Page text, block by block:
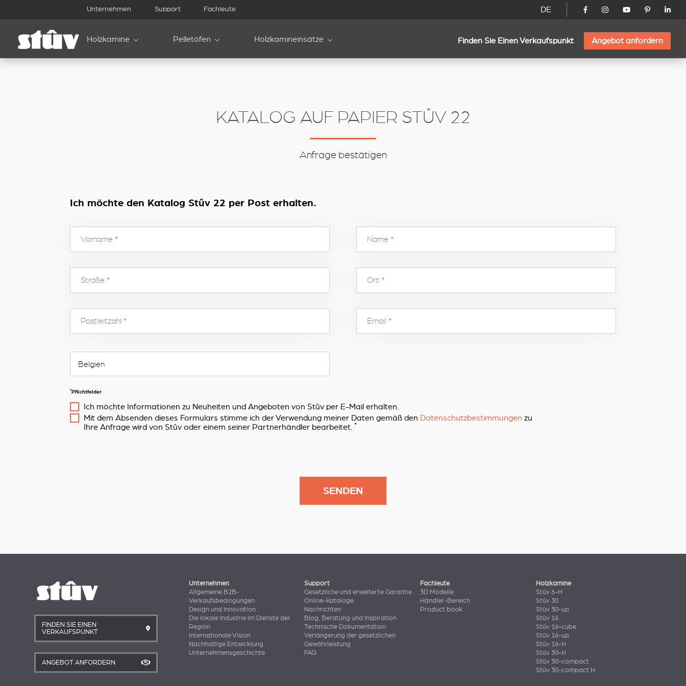
Unternehmen Support Fachleute DE
Holzkamine Pelletöfen Holzkamineinsätze Finden Sie Einen Verkaufspunkt Angebot anfordern
KATALOG AUF PAPIER STÛV 22
Anfrage bestätigen
Ich möchte den Katalog Stûv 22 per Post erhalten.
*Pflichtfelder
Ich möchte Informationen zu Neuheiten und Angeboten von Stûv per E-Mail erhalten.
Mit dem Absenden dieses Formulars stimme ich der Verwendung meiner Daten gemäß den Datenschutzbestimmungen zu
Ihre Anfrage wird von Stûv oder einem seiner Partnerhändler bearbeitet. *
FINDEN SIE EINEN
VERKAUFSPUNKT
ANGEBOT ANFORDERN
Unternehmen
Allgemeine B2B-
Verkaufsbedingungen
Design und Innovation
Die lokale Industrie im Dienste der
Region
Internationale Vision
Nachhaltige Entwicklung
Unternehmensgeschichte
Support
Gesetzliche und erweiterte Garantie
Online-Kataloge
Nachrichten
Blog, Beratung und Inspiration
Technische Dokumentation
Verlängerung der gesetzlichen
Gewährleistung
FAQ
Fachleute
3D Modelle
Händler-Bereich
Product book
Holzkamine
Stûv 6-H
Stûv 30
Stûv 30-up
Stûv 16
Stûv 16-cube
Stûv 16-up
Stûv 16-H
Stûv 30-H
Stûv 30-compact
Stûv 30-compact H